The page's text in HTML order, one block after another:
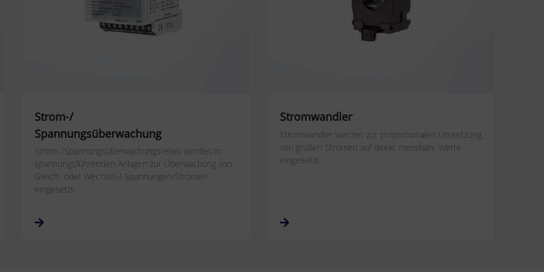
Strom-/
Spannungsüberwachung
Strom-/Spannungsüberwachungsrelais werden in
spannungsführenden Anlagen zur Überwachung von
Gleich- oder Wechsel-/ Spannungen/Strömen
eingesetzt.
Stromwandler
Stromwandler werden zur proportionalen Umsetzung
von großen Strömen auf direkt messbare Werte
eingesetzt.